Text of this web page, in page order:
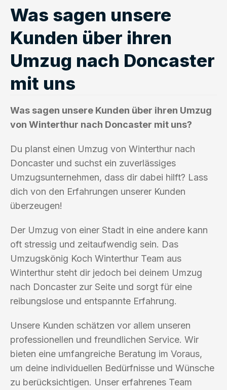
Was sagen unsere
Kunden über ihren
Umzug nach Doncaster
mit uns
Was sagen unsere Kunden über ihren Umzug
von Winterthur nach Doncaster mit uns?
Du planst einen Umzug von Winterthur nach
Doncaster und suchst ein zuverlässiges
Umzugsunternehmen, dass dir dabei hilft? Lass
dich von den Erfahrungen unserer Kunden
überzeugen!
Der Umzug von einer Stadt in eine andere kann
oft stressig und zeitaufwendig sein. Das
Umzugskönig Koch Winterthur Team aus
Winterthur steht dir jedoch bei deinem Umzug
nach Doncaster zur Seite und sorgt für eine
reibungslose und entspannte Erfahrung.
Unsere Kunden schätzen vor allem unseren
professionellen und freundlichen Service. Wir
bieten eine umfangreiche Beratung im Voraus,
um deine individuellen Bedürfnisse und Wünsche
zu berücksichtigen. Unser erfahrenes Team